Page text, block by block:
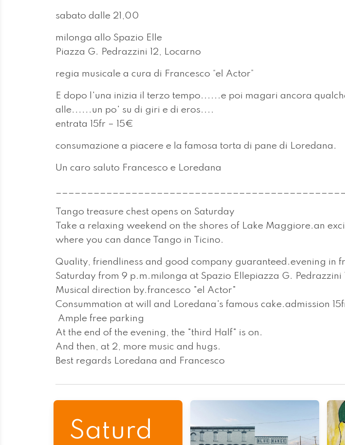
sabato dalle 21,00
milonga allo Spazio Elle
Piazza G. Pedrazzini 12, Locarno
regia musicale a cura di Francesco “el Actor”
E dopo l'una inizia il terzo tempo......e poi magari ancora
alle......un po' su di giri e di eros....
entrata 15fr – 15€
consumazione a piacere e la famosa torta di pane di Loredana.
Un caro saluto Francesco e Loredana
Tango treasure chest opens on Saturday
Take a relaxing weekend on the shores of Lake Maggiore.an
where you can dance Tango in Ticino.
Quality, friendliness and good company guaranteed.evening in
Saturday from 9 p.m.milonga at Spazio Ellepiazza G. Pedrazzini
Musical direction by.francesco "el Actor"
Consummation at will and Loredana's famous cake.admission
Ample free parking
At the end of the evening, the "third Half" is on.
And then, at 2, more music and hugs.
Best regards Loredana and Francesco
Saturd